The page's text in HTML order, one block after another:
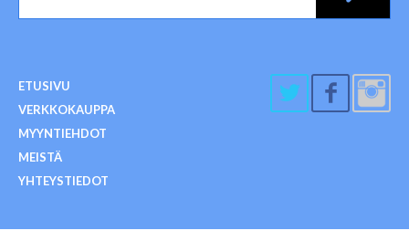
ETUSIVU
VERKKOKAUPPA
MYYNTIEHDOT
MEISTÄ
YHTEYSTIEDOT